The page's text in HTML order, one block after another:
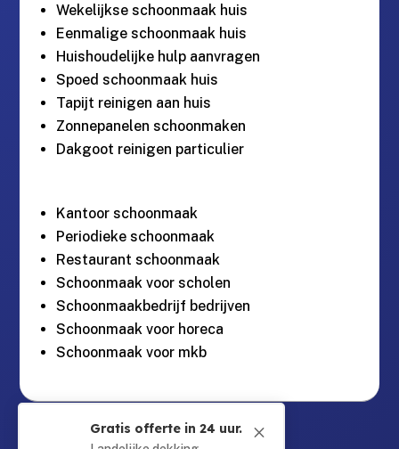
Wekelijkse schoonmaak huis
Eenmalige schoonmaak huis
Huishoudelijke hulp aanvragen
Spoed schoonmaak huis
Tapijt reinigen aan huis
Zonnepanelen schoonmaken
Dakgoot reinigen particulier
Kantoor schoonmaak
Periodieke schoonmaak
Restaurant schoonmaak
Schoonmaak voor scholen
Schoonmaakbedrijf bedrijven
Schoonmaak voor horeca
Schoonmaak voor mkb
Guntersteinweg 377,
2531KA Den Haag
M
Gratis offerte in 24 uur.